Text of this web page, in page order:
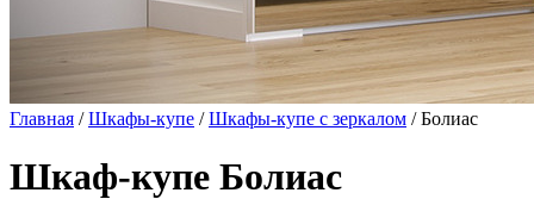
Главная /Шкафы-купе /Шкафы-купе с зеркалом / Болиас
Шкаф-купе Болиас